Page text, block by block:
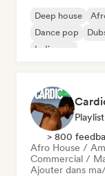
Deep house
Dance pop
Indie pop
Playlist
> 800
Afro House /
Commercial /
Ajouter dans